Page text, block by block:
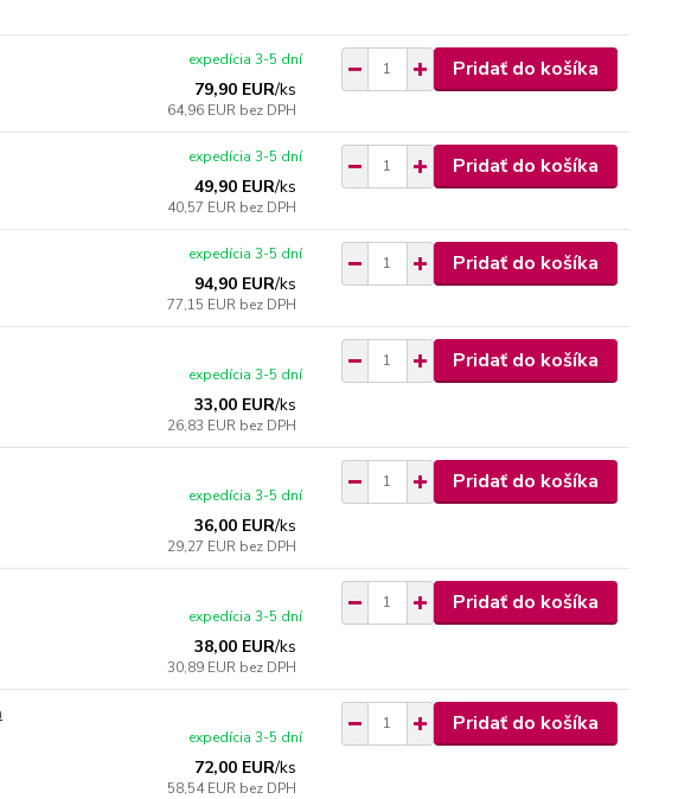
79,90 EUR/ks
64,96 EUR bez DPH
expedícia 3-5 dní Pridať do košíka
49,90 EUR/ks
40,57 EUR bez DPH
expedícia 3-5 dní Pridať do košíka
94,90 EUR/ks
77,15 EUR bez DPH
expedícia 3-5 dní Pridať do košíka
33,00 EUR/ks
26,83 EUR bez DPH
expedícia 3-5 dní
Pridať do košíka
36,00 EUR/ks
29,27 EUR bez DPH
expedícia 3-5 dní
Pridať do košíka
38,00 EUR/ks
30,89 EUR bez DPH
expedícia 3-5 dní
Pridať do košíka
72,00 EUR/ks
58,54 EUR bez DPH
expedícia 3-5 dní
Pridať do košíka